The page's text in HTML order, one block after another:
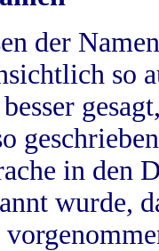
der
so
in
wurde,